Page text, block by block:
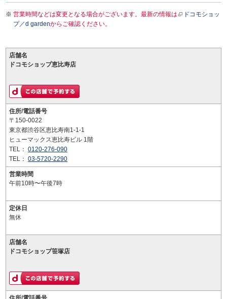
営業時間などは変更となる場合がございます。最新の情報は
ドコモショッ
プ／d gardenからご確認ください。
店舗名
ドコモショップ恵比寿店
住所/電話番号
〒150-0022
東京都渋谷区恵比寿南1-1-1
ヒューマックス恵比寿ビル 1階
TEL： 0120-276-090
TEL： 03-5720-2290
営業時間
午前10時〜午後7時
定休日
無休
店舗名
ドコモショップ笹塚店